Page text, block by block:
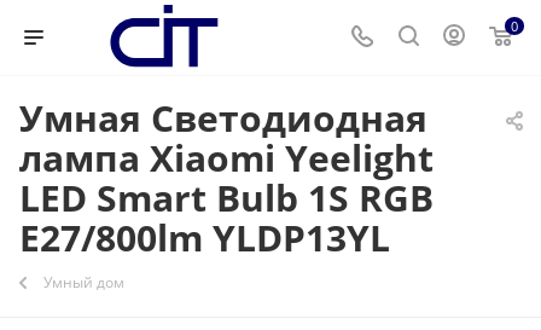
0
Умная Светодиодная
лампа Xiaomi Yeelight
LED Smart Bulb 1S RGB
E27/800lm YLDP13YL
Умный дом